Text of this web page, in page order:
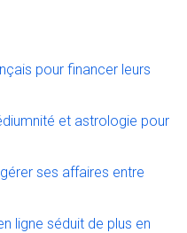
pour financer leurs
et astrologie pour
ses affaires entre
ligne séduit de plus en